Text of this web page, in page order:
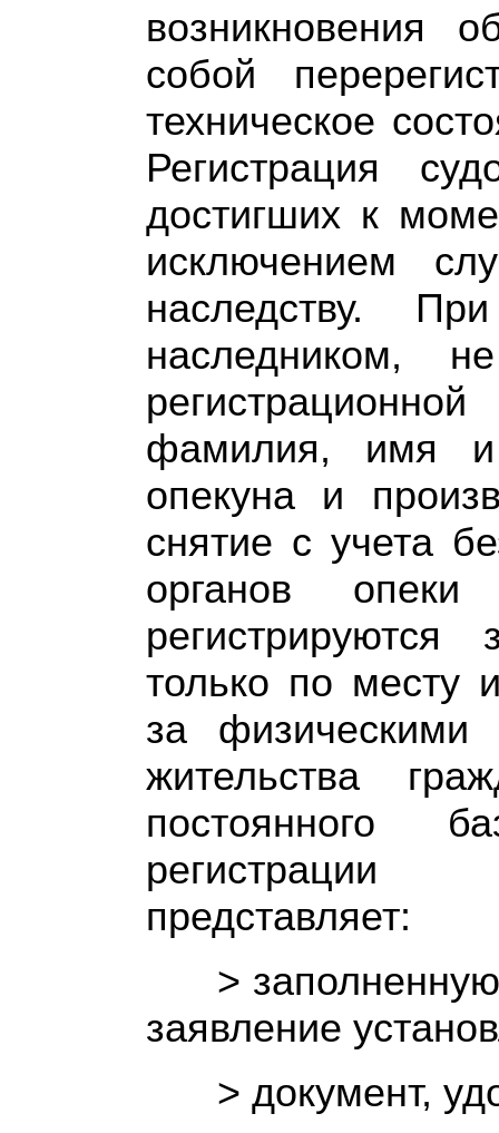
возникновения
собой
техническое
Регистрация
достигших к
исключением
наследству.
наследником,
фамилия, имя и
опекуна и
снятие с учета
органов
только по месту
за
жительства
постоянного
регистрации
представляет:
>
заявление
> документ,